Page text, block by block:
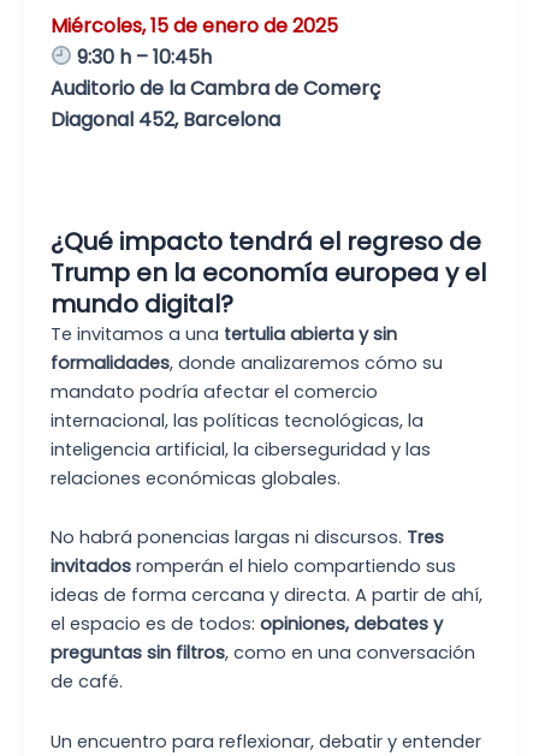
Miércoles, 15 de enero de 2025
9:30 h – 10:45h
Auditorio de la Cambra de Comerç
Diagonal 452, Barcelona
¿Qué impacto tendrá el regreso de
Trump en la economía europea y el
mundo digital?
Te invitamos a una tertulia abierta y sin
formalidades, donde analizaremos cómo su
mandato podría afectar el comercio
internacional, las políticas tecnológicas, la
inteligencia artificial, la ciberseguridad y las
relaciones económicas globales.
No habrá ponencias largas ni discursos. Tres
invitados romperán el hielo compartiendo sus
ideas de forma cercana y directa. A partir de ahí,
el espacio es de todos: opiniones, debates y
preguntas sin filtros, como en una conversación
de café.
Un encuentro para reflexionar, debatir y entender